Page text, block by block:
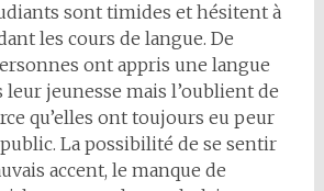
sont timides et hésitent à
les cours de langue. De
ont appris une langue
leur jeunesse mais l’oublient de
qu’elles ont toujours eu peur
La possibilité de se sentir
accent, le manque de